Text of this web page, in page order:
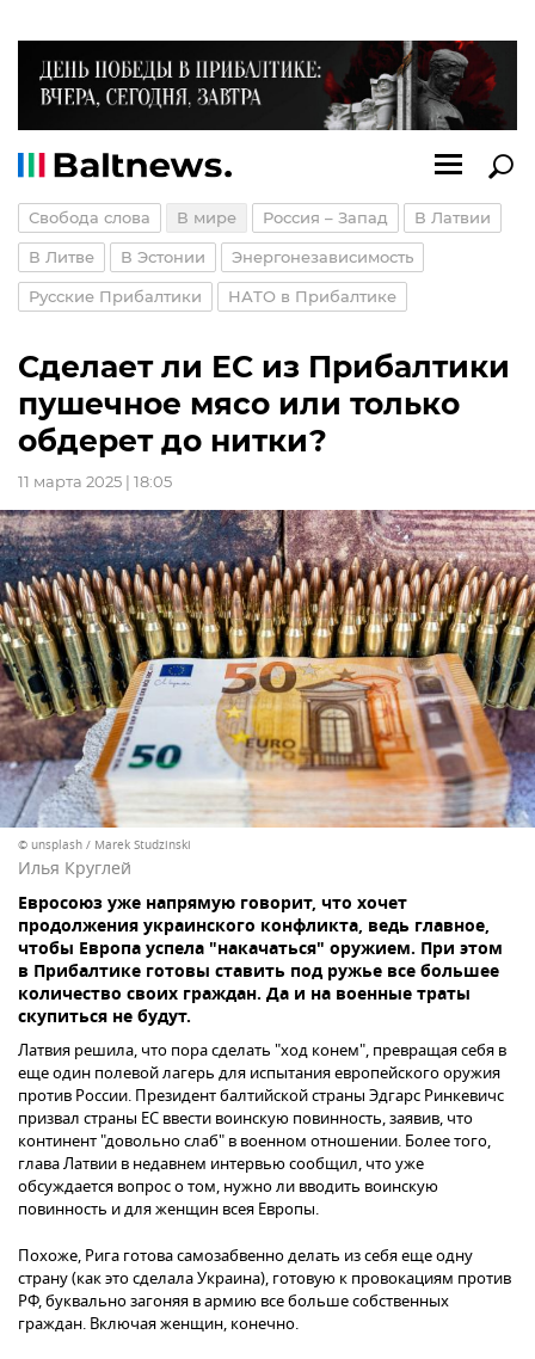
Свобода слова В мире Россия – Запад В Латвии
В Литве В Эстонии Энергонезависимость
Русские Прибалтики НАТО в Прибалтике
Сделает ли ЕС из Прибалтики
пушечное мясо или только
обдерет до нитки?
11 марта 2025 | 18:05
© unsplash / Marek Studzinski
Илья Круглей
Евросоюз уже напрямую говорит, что хочет
продолжения украинского конфликта, ведь главное,
чтобы Европа успела "накачаться" оружием. При этом
в Прибалтике готовы ставить под ружье все большее
количество своих граждан. Да и на военные траты
скупиться не будут.
Латвия решила, что пора сделать "ход конем", превращая себя в
еще один полевой лагерь для испытания европейского оружия
против России. Президент балтийской страны Эдгарс Ринкевичс
призвал страны ЕС ввести воинскую повинность, заявив, что
континент "довольно слаб" в военном отношении. Более того,
глава Латвии в недавнем интервью сообщил, что уже
обсуждается вопрос о том, нужно ли вводить воинскую
повинность и для женщин всея Европы.
Похоже, Рига готова самозабвенно делать из себя еще одну
страну (как это сделала Украина), готовую к провокациям против
РФ, буквально загоняя в армию все больше собственных
граждан. Включая женщин, конечно.